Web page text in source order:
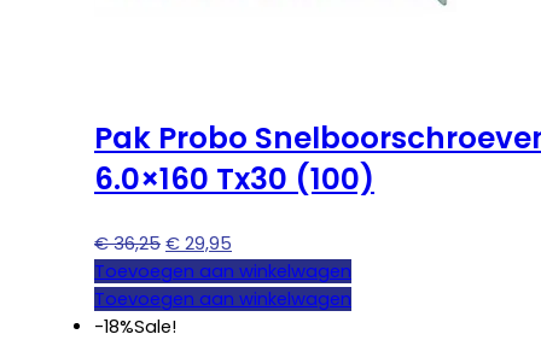
Pak Probo
6.0×160 Tx30 (100)
€36,25 Oorspronkelijke
prijs
was:
€ 36,25.
€ 29,95
prijs
is:
Toevoegen aan winkelwagen
Toevoegen aan winkelwagen
-18%Sale!